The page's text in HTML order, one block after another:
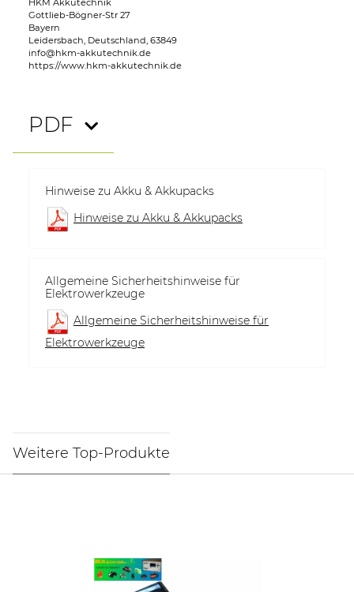
Gottlieb-Bögner-Str 27
Bayern
Leidersbach, Deutschland, 63849
info@hkm-akkutechnik.de
https://www.hkm-akkutechnik.de
PDF
Hinweise zu Akku & Akkupacks
Hinweise zu Akku & Akkupacks
Allgemeine Sicherheitshinweise für
Elektrowerkzeuge
Allgemeine Sicherheitshinweise für
Elektrowerkzeuge
Weitere Top-Produkte